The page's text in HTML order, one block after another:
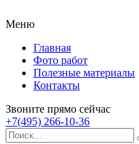
Меню
Главная
Фото работ
Полезные материалы
Контакты
Звоните прямо сейчас
+7(495) 266-10-36